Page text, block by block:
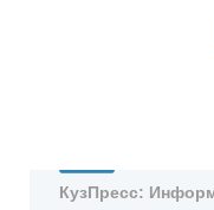
КузПресс: